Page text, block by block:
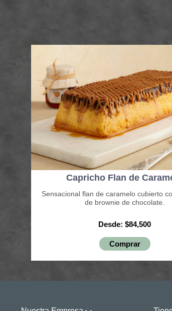
Capricho Flan de
Sensacional flan de caramelo cubierto
de brownie de chocolate.
Desde: $84,500
Comprar